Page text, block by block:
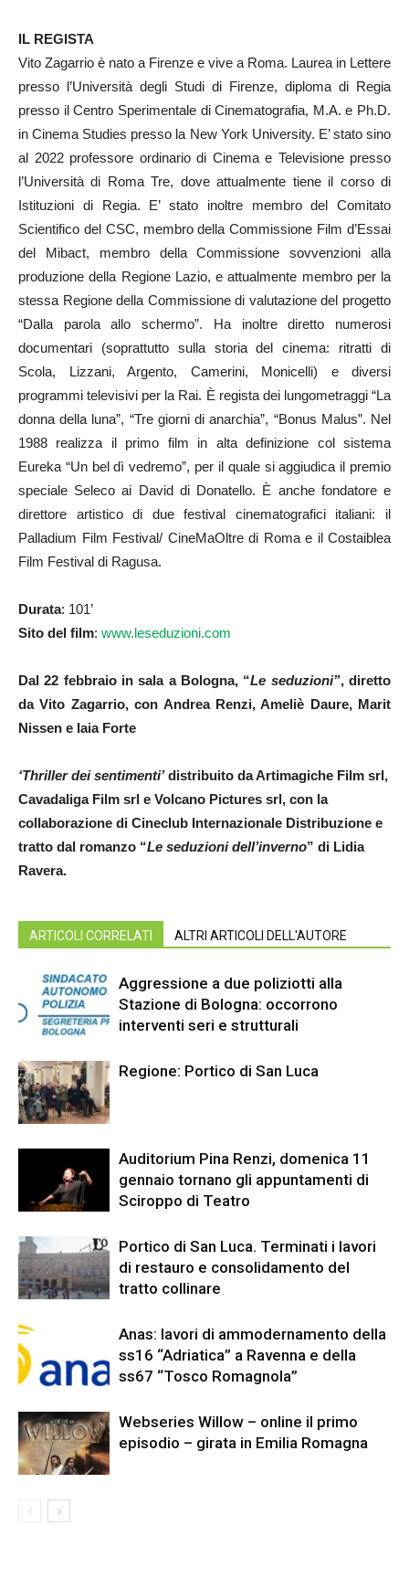
IL REGISTA
Vito Zagarrio è nato a Firenze e vive a Roma. Laurea in Lettere
presso l’Università degli Studi di Firenze, diploma di Regia
presso il Centro Sperimentale di Cinematografia, M.A. e Ph.D.
in Cinema Studies presso la New York University. E’ stato sino
al 2022 professore ordinario di Cinema e Televisione presso
l’Università di Roma Tre, dove attualmente tiene il corso di
Istituzioni di Regia. E’ stato inoltre membro del Comitato
Scientifico del CSC, membro della Commissione Film d’Essai
del Mibact, membro della Commissione sovvenzioni alla
produzione della Regione Lazio, e attualmente membro per la
stessa Regione della Commissione di valutazione del progetto
“Dalla parola allo schermo”. Ha inoltre diretto numerosi
documentari (soprattutto sulla storia del cinema: ritratti di
Scola, Lizzani, Argento, Camerini, Monicelli) e diversi
programmi televisivi per la Rai. È regista dei lungometraggi “La
donna della luna”, “Tre giorni di anarchia”, “Bonus Malus”. Nel
1988 realizza il primo film in alta definizione col sistema
Eureka “Un bel dì vedremo”, per il quale si aggiudica il premio
speciale Seleco ai David di Donatello. È anche fondatore e
direttore artistico di due festival cinematografici italiani: il
Palladium Film Festival/ CineMaOltre di Roma e il Costaiblea
Film Festival di Ragusa.
Durata: 101’
Sito del film: www.leseduzioni.com
Dal 22 febbraio in sala a Bologna, “Le seduzioni”, diretto
da Vito Zagarrio, con Andrea Renzi, Ameliè Daure, Marit
Nissen e Iaia Forte
‘Thriller dei sentimenti’distribuito da Artimagiche Film srl,
Cavadaliga Film srl e Volcano Pictures srl, con la
collaborazione di Cineclub Internazionale Distribuzione e
tratto dal romanzo “Le seduzioni dell’inverno” di Lidia
Ravera.
ARTICOLI CORRELATI ALTRI ARTICOLI DELL'AUTORE
Aggressione a due poliziotti alla
Stazione di Bologna: occorrono
interventi seri e strutturali
Regione: Portico di San Luca
Auditorium Pina Renzi, domenica 11
gennaio tornano gli appuntamenti di
Sciroppo di Teatro
Portico di San Luca. Terminati i lavori
di restauro e consolidamento del
tratto collinare
Anas: lavori di ammodernamento della
ss16 “Adriatica” a Ravenna e della
ss67 “Tosco Romagnola”
Webseries Willow – online il primo
episodio – girata in Emilia Romagna